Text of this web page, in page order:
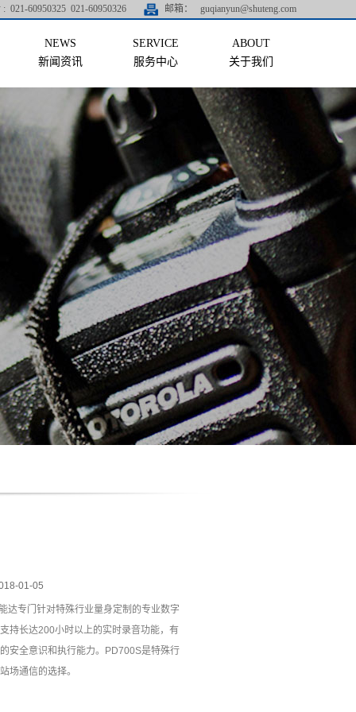
: 021-60950325 021-60950326 邮箱： guqianyun@shuteng.com
新闻资讯 服务中心 关于我们
01-05
达专门针对特殊行业量身定制的专业数字
持长达200小时以上的实时录音功能，有
安全意识和执行能力。PD700S是特殊行
场通信的选择。